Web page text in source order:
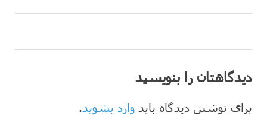
دیدگاهتان را بنویسید
برای نوشتن دیدگاه باید وارد بشوید.